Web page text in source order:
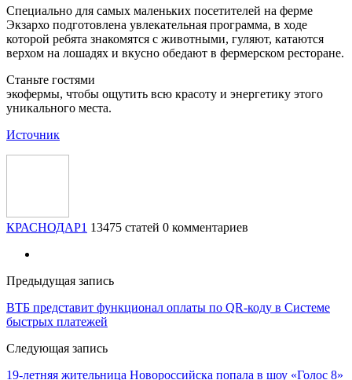
Специально для самых маленьких посетителей на ферме
Экзархо подготовлена увлекательная программа, в ходе
которой ребята знакомятся с животными, гуляют, катаются
верхом на лошадях и вкусно обедают в фермерском ресторане.
Станьте гостями
экофермы, чтобы ощутить всю красоту и энергетику этого
уникального места.
Источник
КРАСНОДАР1 13475 статей 0 комментариев
Предыдущая запись
ВТБ представит функционал оплаты по QR-коду в Системе
быстрых платежей
Следующая запись
19-летняя жительница Новороссийска попала в шоу «Голос 8»